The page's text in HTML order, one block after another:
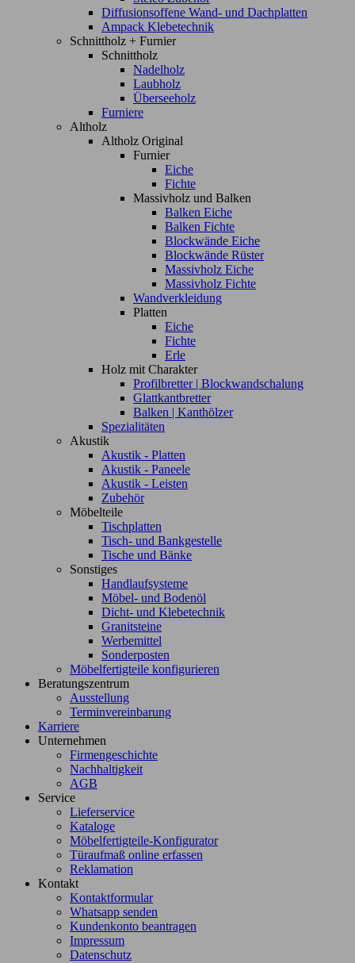
Diffusionsoffene Wand- und Dachplatten
Ampack Klebetechnik
Schnittholz + Furnier
Schnittholz
Nadelholz
Laubholz
Überseeholz
Furniere
Altholz
Altholz Original
Furnier
Eiche
Fichte
Massivholz und Balken
Balken Eiche
Balken Fichte
Blockwände Eiche
Blockwände Rüster
Massivholz Eiche
Massivholz Fichte
Wandverkleidung
Platten
Eiche
Fichte
Erle
Holz mit Charakter
Profilbretter | Blockwandschalung
Glattkantbretter
Balken | Kanthölzer
Spezialitäten
Akustik
Akustik - Platten
Akustik - Paneele
Akustik - Leisten
Zubehör
Möbelteile
Tischplatten
Tisch- und Bankgestelle
Tische und Bänke
Sonstiges
Handlaufsysteme
Möbel- und Bodenöl
Dicht- und Klebetechnik
Granitsteine
Werbemittel
Sonderposten
Möbelfertigteile konfigurieren
Beratungszentrum
Ausstellung
Terminvereinbarung
Karriere
Unternehmen
Firmengeschichte
Nachhaltigkeit
AGB
Service
Lieferservice
Kataloge
Möbelfertigteile-Konfigurator
Türaufmaß online erfassen
Reklamation
Kontakt
Kontaktformular
Whatsapp senden
Kundenkonto beantragen
Impressum
Datenschutz